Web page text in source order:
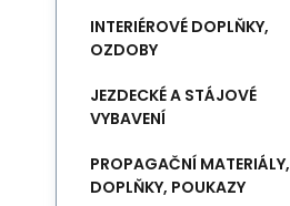
INTERIÉROVÉ DOPLŇKY,
OZDOBY
JEZDECKÉ A STÁJOVÉ
VYBAVENÍ
PROPAGAČNÍ MATERIÁLY,
DOPLŇKY, POUKAZY